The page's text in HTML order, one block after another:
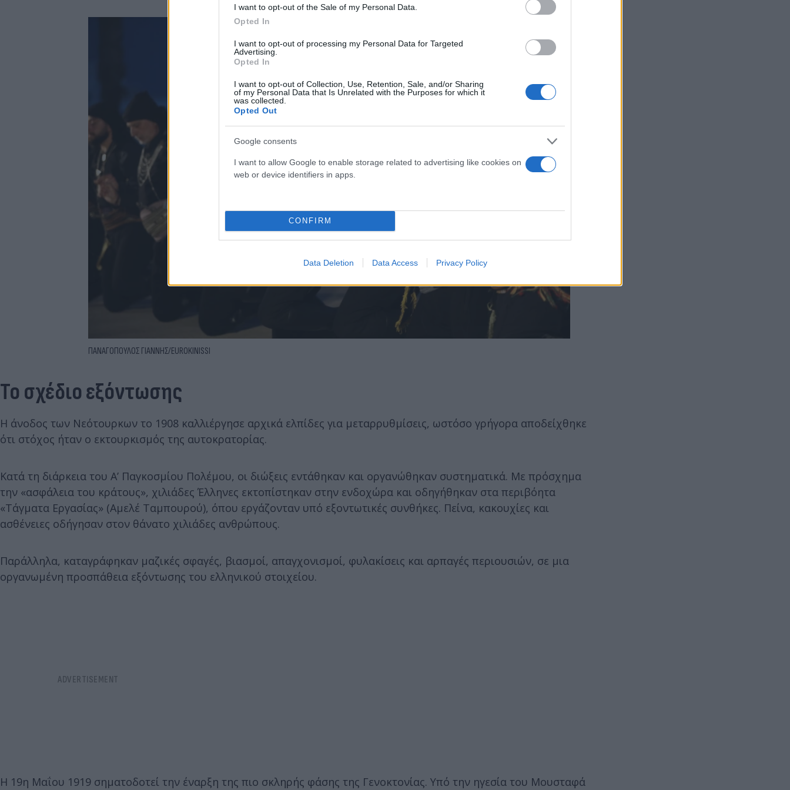
I want to opt-out of the Sale of my Personal Data.
Opted In
I want to opt-out of processing my Personal Data for Targeted
Advertising.
Opted In
I want to opt-out of Collection, Use, Retention, Sale, and/or Sharing
of my Personal Data that Is Unrelated with the Purposes for which it
was collected.
Opted Out
Google consents
I want to allow Google to enable storage related to advertising like cookies on
web or device identifiers in apps.
CONFIRM
Data Deletion Data Access Privacy Policy
ΠΑΝΑΓΟΠΟΥΛΟΣ ΓΙΑΝΝΗΣ/EUROKINISSI
Το σχέδιο εξόντωσης
Η άνοδος των Νεότουρκων το 1908 καλλιέργησε αρχικά ελπίδες για μεταρρυθμίσεις, ωστόσο γρήγορα αποδείχθηκε
ότι στόχος ήταν ο εκτουρκισμός της αυτοκρατορίας.
Κατά τη διάρκεια του Α’ Παγκοσμίου Πολέμου, οι διώξεις εντάθηκαν και οργανώθηκαν συστηματικά. Με πρόσχημα
την «ασφάλεια του κράτους», χιλιάδες Έλληνες εκτοπίστηκαν στην ενδοχώρα και οδηγήθηκαν στα περιβόητα
«Τάγματα Εργασίας» (Αμελέ Ταμπουρού), όπου εργάζονταν υπό εξοντωτικές συνθήκες. Πείνα, κακουχίες και
ασθένειες οδήγησαν στον θάνατο χιλιάδες ανθρώπους.
Παράλληλα, καταγράφηκαν μαζικές σφαγές, βιασμοί, απαγχονισμοί, φυλακίσεις και αρπαγές περιουσιών, σε μια
οργανωμένη προσπάθεια εξόντωσης του ελληνικού στοιχείου.
Η 19η Μαΐου 1919 σηματοδοτεί την έναρξη της πιο σκληρής φάσης της Γενοκτονίας. Υπό την ηγεσία του Μουσταφά